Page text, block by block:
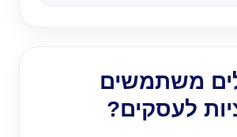
משתמשים
לעסקים?